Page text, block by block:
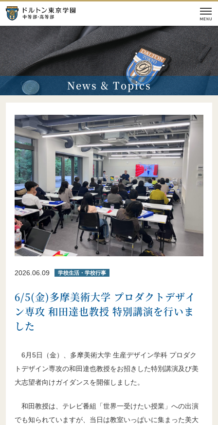
学校紹介
本校の教育
入試情報
校舎 施設
イベント情報
【学校案内】
News & Topics
2026.06.09 学校生活・学校行事
6/5(金)多摩美術大学 プロダクトデザイ
ン専攻 和田達也教授 特別講演を行いま
した
6月5日（金）、多摩美術大学 生産デザイン学科 プロダク
トデザイン専攻の和田達也教授をお招きした特別講演及び美
大志望者向けガイダンスを開催しました。
和田教授は、テレビ番組「世界一受けたい授業」への出演
でも知られていますが、当日は教室いっぱいに集まった美大